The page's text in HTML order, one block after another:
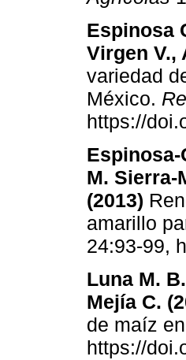
Espinosa
Virgen V.,
variedad
México.
https://
Espinosa-
M. Sierra-
(2013)
amarillo
24:93-99,
Luna M.
Mejía C.
de maíz
https://